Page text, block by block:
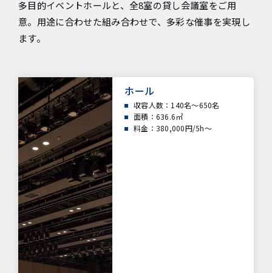
多目的イベントホールと、全8室の貸し会議室をご用
意。用途に合わせた組み合わせで、多彩な催事を実現し
ます。
ホール
収容人数： 140名～650名
面積： 636.6㎡
料金：380,000円/5h～